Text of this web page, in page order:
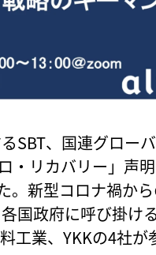
SBT、国連グロー
・リカバリー」声
。新型コロナ禍か
国政府に呼び掛け
工業、YKKの4社